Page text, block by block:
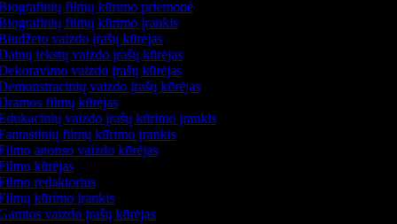
filmų kūrimo priemonė
filmų kūrimo įrankis
vaizdo įrašų kūrėjas
tekstų vaizdo įrašų kūrėjas
vaizdo įrašų kūrėjas
vaizdo įrašų kūrėjas
filmų kūrėjas
vaizdo įrašų kūrimo įrankis
filmų kūrimo įrankis
anonso vaizdo kūrėjas
kūrėjas
redaktorius
kūrimo įrankis
vaizdo įrašų kūrėjas